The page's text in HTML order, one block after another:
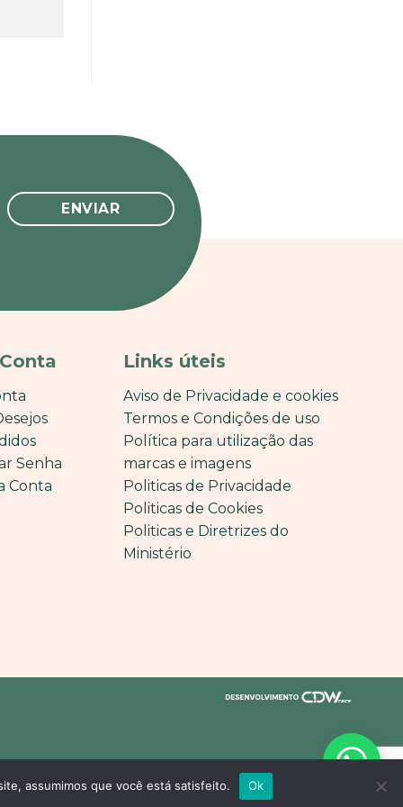
Senha
Conta
Links úteis
Aviso de Privacidade e cookies
Termos e Condições de uso
Política para utilização das
marcas e imagens
Politicas de Privacidade
Politicas de Cookies
Politicas e Diretrizes do
Ministério
assumimos que você está satisfeito. Ok